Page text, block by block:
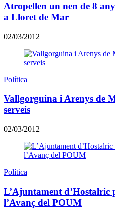
Atropellen un nen de 8
a Lloret de Mar
02/03/2012
Política
Vallgorguina i Arenys de
serveis
02/03/2012
Política
L’Ajuntament d’Hostalric
l’Avanç del POUM